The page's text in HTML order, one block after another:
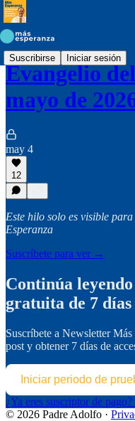
Suscribirse Iniciar sesión
Evangelio
mayo de
may 4
12
Este hilo solo es visible
Esperanza
Suscríbete para ver →
Continúa
gratuita de 7 días
Suscríbete a Newsletter Más
post y obtener 7 días de
Iniciar periodo de
¿Ya eres suscriptor de pago?
© 2026 Padre Adolfo ·